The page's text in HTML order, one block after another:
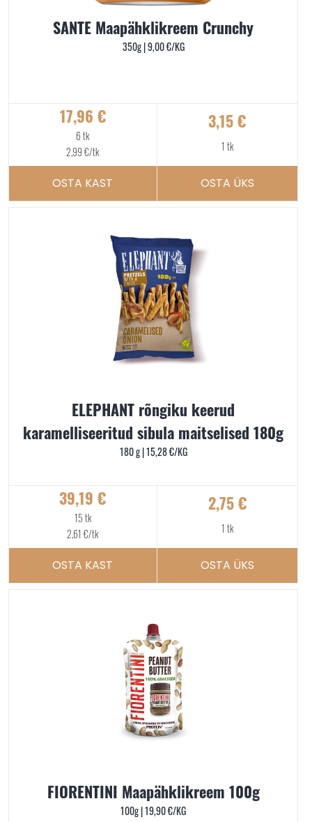
SANTE Maapähklikreem Crunchy
350g |9,00€/KG
17,96 €
6 tk
2,99€/tk
OSTA KAST
3,15€
1 tk
OSTA ÜKS
ELEPHANT rõngiku keerud
karamelliseeritud sibula maitselised 180g
180 g |15,28€/KG
39,19€
15 tk
2,61€/tk
OSTA KAST
2,75€
1 tk
OSTA ÜKS
FIORENTINI Maapähklikreem 100g
100g |19,90€/KG